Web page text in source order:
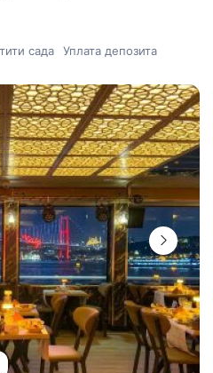
сада Уплата депозита